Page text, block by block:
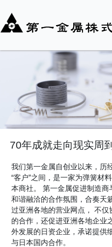
70年成就走向现实周
我们第一金属自创业以来，历
“客户”之间，是一家为弹簧材
本商社。 第一金属促进制造
和谐融洽的合作氛围，合奏天
过亚洲各地的营业网点， 不
的合作，还促进亚洲各地企业
外发展的日资企业，承诺提供
与日本国内合作。